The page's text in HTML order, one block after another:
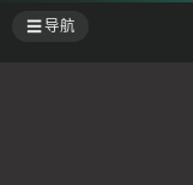
导航